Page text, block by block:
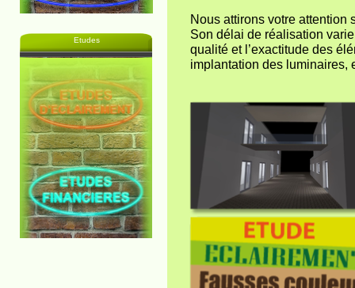
Etudes
Nous attirons votre attention
Son délai de réalisation
qualité et l’exactitude des
implantation des luminaires,